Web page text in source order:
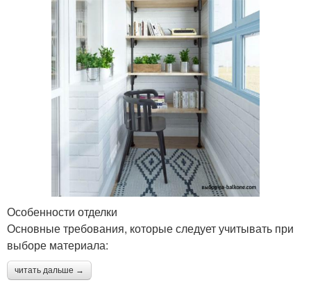
Особенности отделки
Основные требования, которые следует учитывать при
выборе материала:
читать дальше →